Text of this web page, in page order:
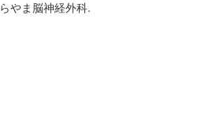
やま脳神経外科.